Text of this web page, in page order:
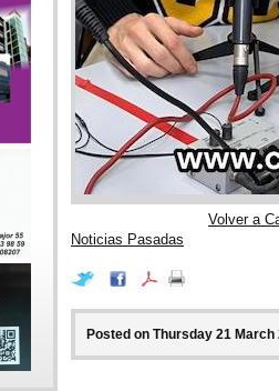
Volver a
Noticias Pasadas
Posted on Thursday 21